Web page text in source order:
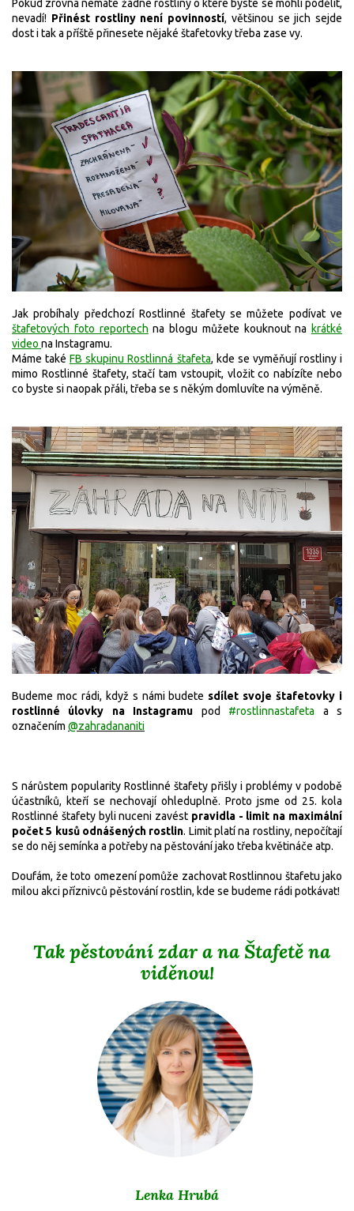
Pokud zrovna nemáte žádné rostliny o které byste se mohli podělit,
nevadí! Přinést rostliny není povinností, většinou se jich sejde
dost i tak a příště přinesete nějaké štafetovky třeba zase vy.
Jak probíhaly předchozí Rostlinné štafety se můžete podívat ve
štafetových foto reportech na blogu můžete kouknout na krátké
video na Instagramu.
Máme takéFB skupinu Rostlinná štafeta, kde se vyměňují rostliny i
mimo Rostlinné štafety, stačí tam vstoupit, vložit co nabízíte nebo
co byste si naopak přáli, třeba se s někým domluvíte na výměně.
Budeme moc rádi, když s námi budete sdílet svoje štafetovky i
rostlinné úlovky na Instagramu pod #rostlinnastafeta a s
označením @zahradananiti
S nárůstem popularity Rostlinné štafety přišly i problémy v podobě
účastníků, kteří se nechovají ohleduplně. Proto jsme od 25. kola
Rostlinné štafety byli nuceni zavést pravidla- limit na maximální
počet 5 kusů odnášených rostlin. Limit platí na rostliny, nepočítají
se do něj semínka a potřeby na pěstování jako třeba květináče atp.
Doufám, že toto omezení pomůže zachovat Rostlinnou štafetu jako
milou akci příznivců pěstování rostlin, kde se budeme rádi potkávat!
Tak pěstování zdar a na Štafetě na
viděnou!
Lenka Hrubá